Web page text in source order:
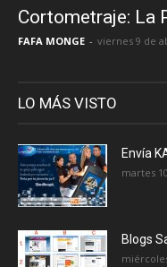
Cortometraje: La
FAFA MONGE - viernes 9 de
LO MÁS VISTO
Envía
martes
Blogs